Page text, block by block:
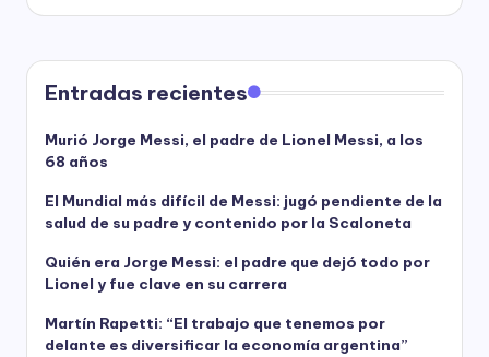
Entradas recientes
Murió Jorge Messi, el padre de Lionel Messi, a los
68 años
El Mundial más difícil de Messi: jugó pendiente de la
salud de su padre y contenido por la Scaloneta
Quién era Jorge Messi: el padre que dejó todo por
Lionel y fue clave en su carrera
Martín Rapetti: “El trabajo que tenemos por
delante es diversificar la economía argentina”